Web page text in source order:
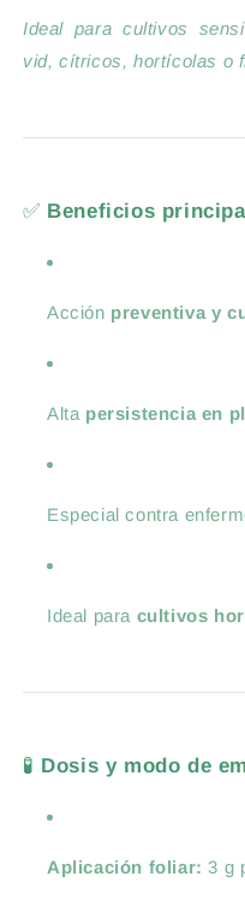
Ideal para cultivos
vid, cítricos, hortícolas o
✅ Beneficios
Acción preventiva y
Alta persistencia en
Especial contra
Ideal para cultivos
🧪 Dosis y modo de
Aplicación foliar: 3 g